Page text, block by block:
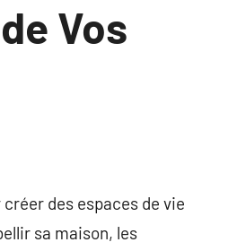
Vos
des espaces de vie
sa maison, les